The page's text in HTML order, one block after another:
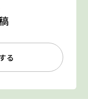
る